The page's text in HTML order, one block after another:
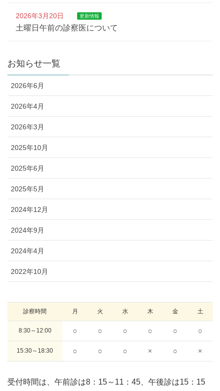
2026年3月20日 更新情報
土曜日午前の診察医について
お知らせ一覧
2026年6月
2026年4月
2026年3月
2025年10月
2025年6月
2025年5月
2024年12月
2024年9月
2024年4月
2022年10月
診察時間
8:30～12:00 ○ ○ ○ ○ ○ ○
15:30～18:30 ○ ○ ○ × ○ ×
受付時間は、午前診は8：15～11：45、午後診は15：15